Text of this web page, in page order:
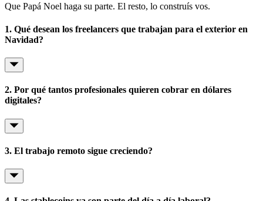
Que Papá Noel haga su parte. El resto, lo construís vos.
1. Qué desean los freelancers que trabajan para el exterior en
Navidad?
2. Por qué tantos profesionales quieren cobrar en dólares
digitales?
3. El trabajo remoto sigue creciendo?